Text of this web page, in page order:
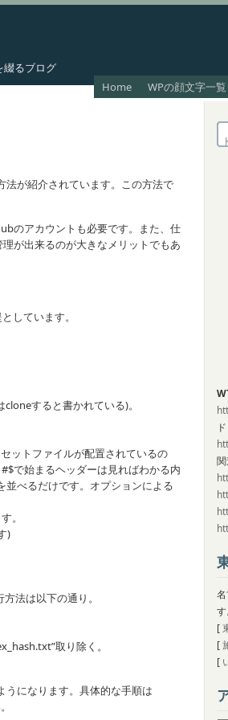
綴るブログ
Home
WPの顔文字一覧
が紹介されています。この方法で
のアカウントも必要です。また、仕
が出来るのが大きなメリットでもあ
しています。
すると書かれている)。
ットファイルが配置されているの
で始まるヘッダーは見ればわかる内
べるだけです。オプションによる
。
)
法は以下の通り。
取り除く。
になります。具体的な手順は
す
[
[
[